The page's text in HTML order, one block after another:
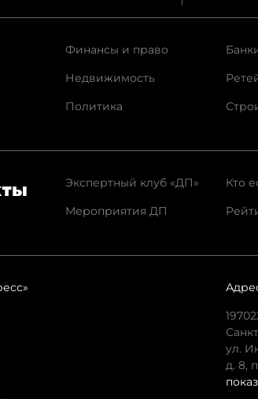
Финансы и право
Недвижимость
Политика
Экспертный клуб «ДП»
Мероприятия ДП
Кто
ул.
д. 8,